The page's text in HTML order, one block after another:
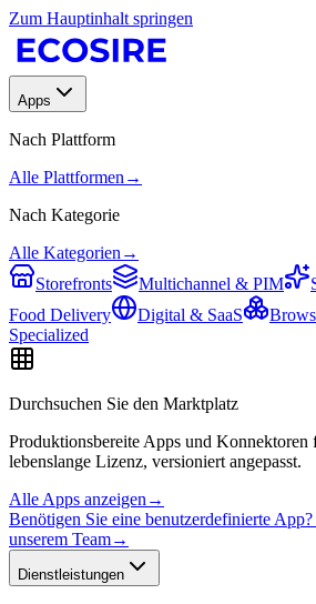
Zum Hauptinhalt springen
Apps
Nach Plattform
Alle Plattformen →
Nach Kategorie
Alle Kategorien →
Storefronts
Multichannel & PIM
Food Delivery
Digital & SaaS
Specialized
Durchsuchen Sie den Marktplatz
Produktionsbereite Apps und Konnektoren
lebenslange Lizenz, versioniert angepasst.
Alle Apps anzeigen →
Benötigen Sie eine benutzerdefinierte
unserem Team→
Dienstleistungen